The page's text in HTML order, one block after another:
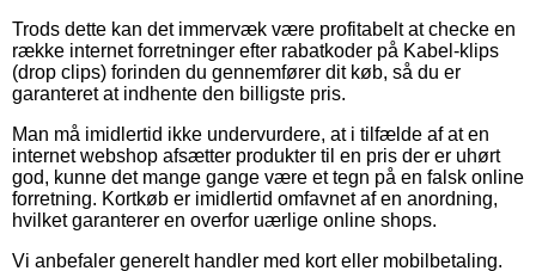
Trods dette kan det immervæk være profitabelt at checke en
række internet forretninger efter rabatkoder på Kabel-klips
(drop clips) forinden du gennemfører dit køb, så du er
garanteret at indhente den billigste pris.
Man må imidlertid ikke undervurdere, at i tilfælde af at en
internet webshop afsætter produkter til en pris der er uhørt
god, kunne det mange gange være et tegn på en falsk online
forretning. Kortkøb er imidlertid omfavnet af en anordning,
hvilket garanterer en overfor uærlige online shops.
Vi anbefaler generelt handler med kort eller mobilbetaling.